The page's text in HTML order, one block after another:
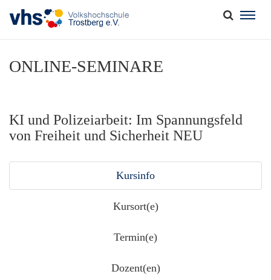
ONLINE-SEMINARE
KI und Polizeiarbeit: Im Spannungsfeld
von Freiheit und Sicherheit NEU
Kursinfo
Kursort(e)
Termin(e)
Dozent(en)